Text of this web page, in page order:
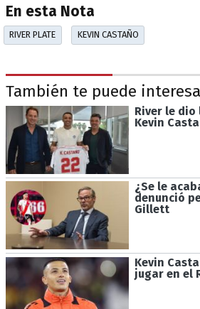
En esta Nota
RIVER PLATE KEVIN CASTAÑO
También te puede
River le
Kevin
¿Se le
denunció
Gillett
Kevin
jugar en el